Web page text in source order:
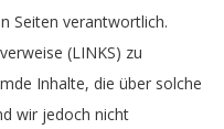
Seiten verantwortlich.
(LINKS) zu
Inhalte, die über solche
wir jedoch nicht